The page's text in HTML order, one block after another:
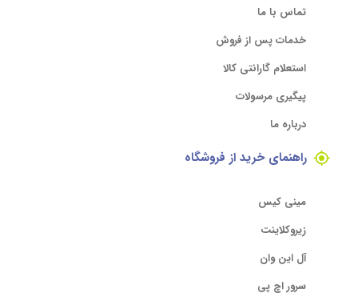
تماس با ما
خدمات پس از فروش
استعلام گارانتی کالا
پیگیری مرسولات
درباره ما
راهنمای خرید از فروشگاه
مینی کیس
زیروکلاینت
آل این وان
سرور اچ پی